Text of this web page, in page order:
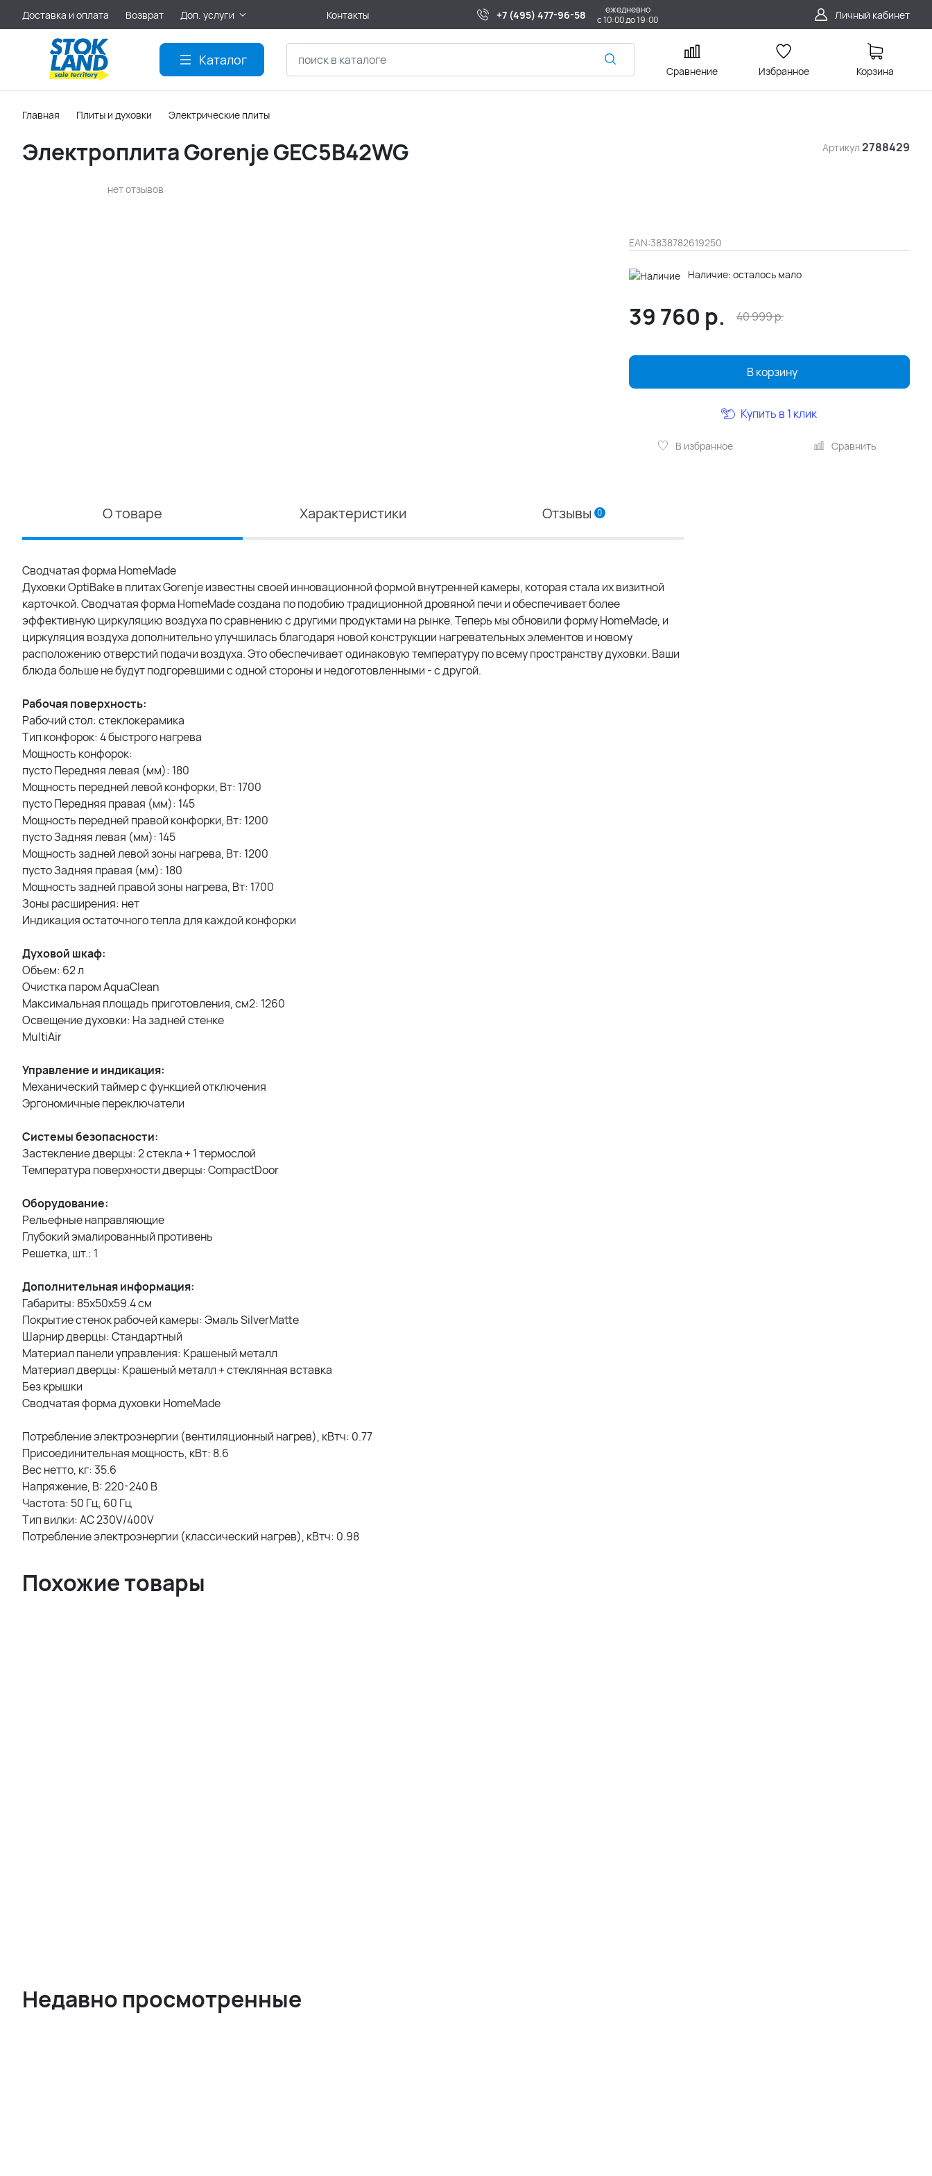
Доставка и оплата Возврат Доп. услуги Контакты +7 (495) 477-96-58
ежедневно
с 10:00 до 19:00
Личный кабинет
Каталог
Сравнение Избранное Корзина
Главная Плиты и духовки Электрические плиты
Артикул 2788429
Электроплита Gorenje GEC5B42WG
нет отзывов
EAN:3838782619250
Наличие: осталось мало
39 760 р. 40 999р.
В корзину
В избранное Сравнить
Купить в 1 клик
О товаре Характеристики Отзывы 0
Сводчатая форма HomeMade
Духовки OptiBake в плитах Gorenje известны своей инновационной формой внутренней камеры, которая стала их визитной
карточкой. Сводчатая форма HomeMade создана по подобию традиционной дровяной печи и обеспечивает более
эффективную циркуляцию воздуха по сравнению с другими продуктами на рынке. Теперь мы обновили форму HomeMade, и
циркуляция воздуха дополнительно улучшилась благодаря новой конструкции нагревательных элементов и новому
расположению отверстий подачи воздуха. Это обеспечивает одинаковую температуру по всему пространству духовки. Ваши
блюда больше не будут подгоревшими с одной стороны и недоготовленными - с другой.
Рабочая поверхность:
Рабочий стол: стеклокерамика
Тип конфорок: 4 быстрого нагрева
Мощность конфорок:
пусто Передняя левая (мм): 180
Мощность передней левой конфорки, Вт: 1700
пусто Передняя правая (мм): 145
Мощность передней правой конфорки, Вт: 1200
пусто Задняя левая (мм): 145
Мощность задней левой зоны нагрева, Вт: 1200
пусто Задняя правая (мм): 180
Мощность задней правой зоны нагрева, Вт: 1700
Зоны расширения: нет
Индикация остаточного тепла для каждой конфорки
Духовой шкаф:
Объем: 62 л
Очистка паром AquaClean
Максимальная площадь приготовления, см2: 1260
Освещение духовки: На задней стенке
MultiAir
Управление и индикация:
Механический таймер с функцией отключения
Эргономичные переключатели
Системы безопасности:
Застекление дверцы: 2 стекла + 1 термослой
Температура поверхности дверцы: CompactDoor
Оборудование:
Рельефные направляющие
Глубокий эмалированный противень
Решетка, шт.: 1
Дополнительная информация:
Габариты: 85x50x59.4 см
Покрытие стенок рабочей камеры: Эмаль SilverMatte
Шарнир дверцы: Стандартный
Материал панели управления: Крашеный металл
Материал дверцы: Крашеный металл + стеклянная вставка
Без крышки
Сводчатая форма духовки HomeMade
Потребление электроэнергии (вентиляционный нагрев), кВтч: 0.77
Присоединительная мощность, кВт: 8.6
Вес нетто, кг: 35.6
Напряжение, В: 220-240 B
Частота: 50 Гц, 60 Гц
Тип вилки: AC 230V/400V
Потребление электроэнергии (классический нагрев), кВтч: 0.98
Похожие товары
Недавно просмотренные